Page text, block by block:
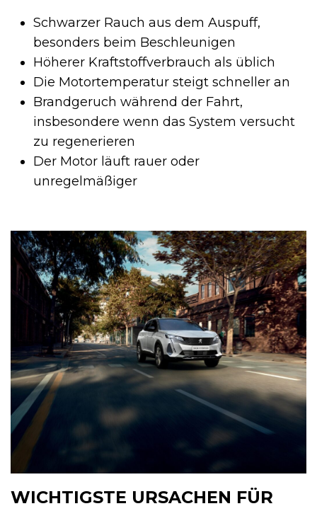
Schwarzer Rauch aus dem Auspuff,
besonders beim Beschleunigen
Höherer Kraftstoffverbrauch als üblich
Die Motortemperatur steigt schneller an
Brandgeruch während der Fahrt,
insbesondere wenn das System versucht
zu regenerieren
Der Motor läuft rauer oder
unregelmäßiger
WICHTIGSTE URSACHEN FÜR